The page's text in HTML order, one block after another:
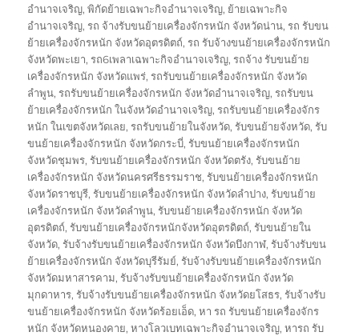
อำนาจเจริญ,พิกัดย้ายเฉพาะกิจอำนาจเจริญ, ย้ายเฉพาะกิจ
อำนาจเจริญ,รถ จ้างรับขนย้ายเครื่องจักรหนัก จังหวัดน่าน,รถ รับขน
ย้ายเครื่องจักรหนัก จังหวัดอุตรดิตถ์,รถ รับจ้างขนย้ายเครื่องจักรหนัก
จังหวัดพะเยา,รถ6เพลาเฉพาะกิจอำนาจเจริญ,รถจ้าง รับขนย้าย
เครื่องจักรหนัก จังหวัดแพร่,รถรับขนย้ายเครื่องจักรหนัก จังหวัด
ลำพูน,รถรับขนย้ายเครื่องจักรหนัก จังหวัดอำนาจเจริญ,รถรับขน
ย้ายเครื่องจักรหนัก ในจังหวัดอำนาจเจริญ,รถรับขนย้ายเครื่องจักร
หนัก ในเขตจังหวัดเลย,รถรับขนย้ายในจังหวัด,รับขนย้ายจังหวัด,รับ
ขนย้ายเครื่องจักรหนัก จังหวัดกระบี่,รับขนย้ายเครื่องจักรหนัก
จังหวัดชุมพร,รับขนย้ายเครื่องจักรหนัก จังหวัดตรัง,รับขนย้าย
เครื่องจักรหนัก จังหวัดนครศรีธรรมราช,รับขนย้ายเครื่องจักรหนัก
จังหวัดราชบุรี,รับขนย้ายเครื่องจักรหนัก จังหวัดลำปาง,รับขนย้าย
เครื่องจักรหนัก จังหวัดลำพูน,รับขนย้ายเครื่องจักรหนัก จังหวัด
อุตรดิตถ์,รับขนย้ายเครื่องจักรหนักจังหวัดอุตรดิตถ์,รับขนย้ายใน
จังหวัด,รับจ้างรับขนย้ายเครื่องจักรหนัก จังหวัดบึงกาฬ,รับจ้างรับขน
ย้ายเครื่องจักรหนัก จังหวัดบุรีรัมย์,รับจ้างรับขนย้ายเครื่องจักรหนัก
จังหวัดมหาสารคาม,รับจ้างรับขนย้ายเครื่องจักรหนัก จังหวัด
มุกดาหาร,รับจ้างรับขนย้ายเครื่องจักรหนัก จังหวัดยโสธร,รับจ้างรับ
ขนย้ายเครื่องจักรหนัก จังหวัดร้อยเอ็ด,หา รถ รับขนย้ายเครื่องจักร
หนัก จังหวัดหนองคาย,หางโลวเบทเฉพาะกิจอำนาจเจริญ,หารถ รับ